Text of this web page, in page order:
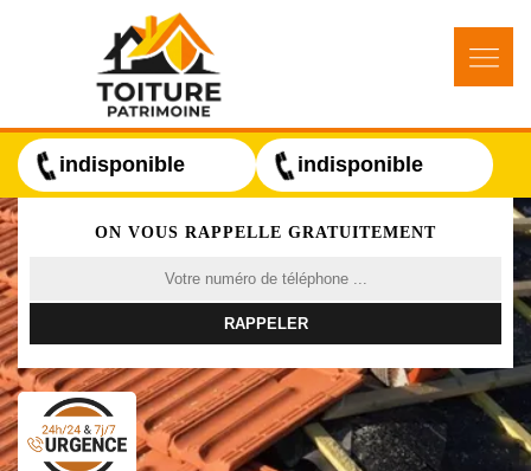
indisponible indisponible
ON VOUS RAPPELLE GRATUITEMENT